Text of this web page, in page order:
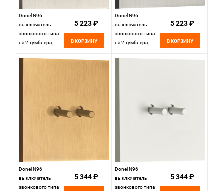
Donel N96
выключатель
звонкового типа
на 2 тумблера,
250V, Никель,
5 223 ₽
В КОРЗИНУ
Donel N96
выключатель
звонкового типа
на 2 тумблера,
5 223 ₽
В КОРЗИНУ
Donel N96
выключатель
звонкового типа
5 344 ₽
Donel N96
выключатель
звонкового типа
5 344 ₽